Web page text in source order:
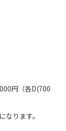
円（各D(700
ります。